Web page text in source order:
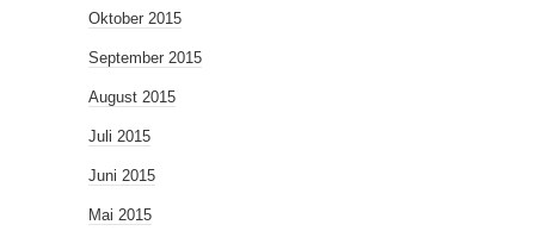
Oktober 2015
September 2015
August 2015
Juli 2015
Juni 2015
Mai 2015